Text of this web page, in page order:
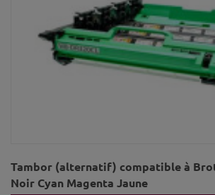
Tambor (alternatif) compatible à
Noir Cyan Magenta Jaune